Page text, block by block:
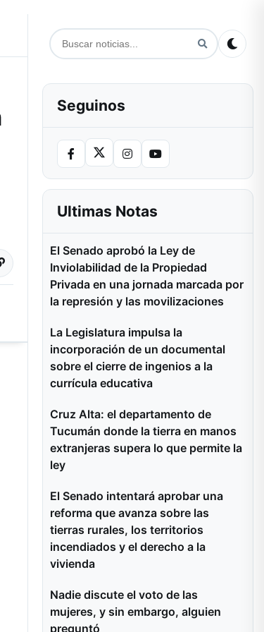
Más acciones
Seguinos
Ultimas Notas
El Senado aprobó la Ley de
Inviolabilidad de la Propiedad
Privada en una jornada marcada por
la represión y las movilizaciones
La Legislatura impulsa la
incorporación de un documental
sobre el cierre de ingenios a la
currícula educativa
Cruz Alta: el departamento de
Tucumán donde la tierra en manos
extranjeras supera lo que permite la
ley
El Senado intentará aprobar una
reforma que avanza sobre las
tierras rurales, los territorios
incendiados y el derecho a la
vivienda
Nadie discute el voto de las
mujeres, y sin embargo, alguien
preguntó